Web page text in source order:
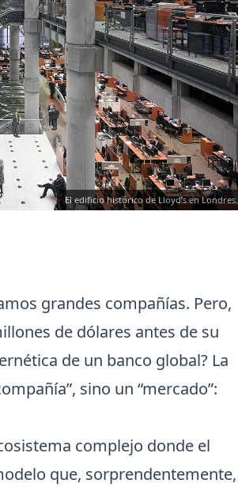
El edificio histórico de Lloyd’s en Londres.
grandes compañías. Pero,
de dólares antes de su
de un banco global? La
sino un “mercado”:
complejo donde el
que, sorprendentemente,